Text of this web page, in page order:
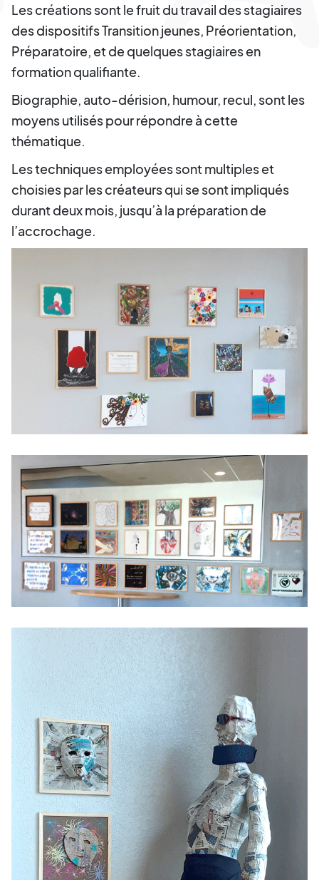
Les créations sont le fruit du travail des stagiaires
des dispositifs Transition jeunes, Préorientation,
Préparatoire, et de quelques stagiaires en
formation qualifiante.
Biographie, auto-dérision, humour, recul, sont les
moyens utilisés pour répondre à cette
thématique.
Les techniques employées sont multiples et
choisies par les créateurs qui se sont impliqués
durant deux mois, jusqu’à la préparation de
l’accrochage.